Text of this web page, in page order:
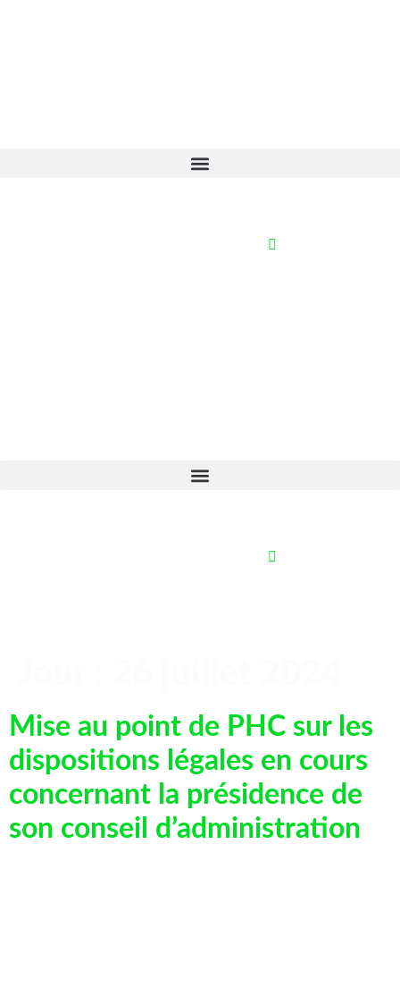
Mise au point de PHC sur les
dispositions légales en cours
concernant la présidence de
son conseil d’administration